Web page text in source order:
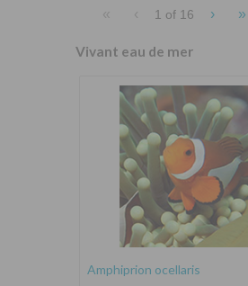
« ‹ 1 of 16 › »
Vivant eau de mer
Amphiprion ocellaris